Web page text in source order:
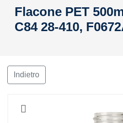
Flacone PET
C84 28-410,
Indietro